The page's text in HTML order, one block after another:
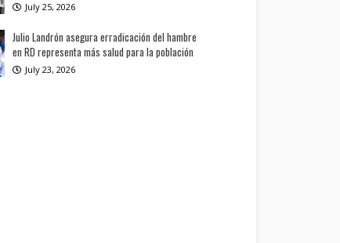
July 25, 2026
Julio Landrón asegura erradicación del hambre
en RD representa más salud para la población
July 23, 2026